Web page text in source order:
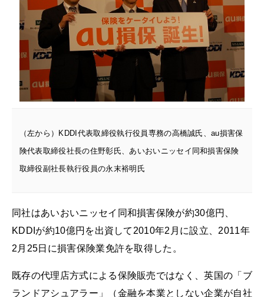
（左から）KDDI代表取締役執行役員専務の高橋誠氏、au損害保
険代表取締役社長の住野彰氏、あいおいニッセイ同和損害保険
取締役副社長執行役員の永末裕明氏
同社はあいおいニッセイ同和損害保険が約30億円、
KDDIが約10億円を出資して2010年2月に設立、2011年
2月25日に損害保険業免許を取得した。
既存の代理店方式による保険販売ではなく、英国の「ブ
ランドアシュアラー」（金融を本業としない企業が自社